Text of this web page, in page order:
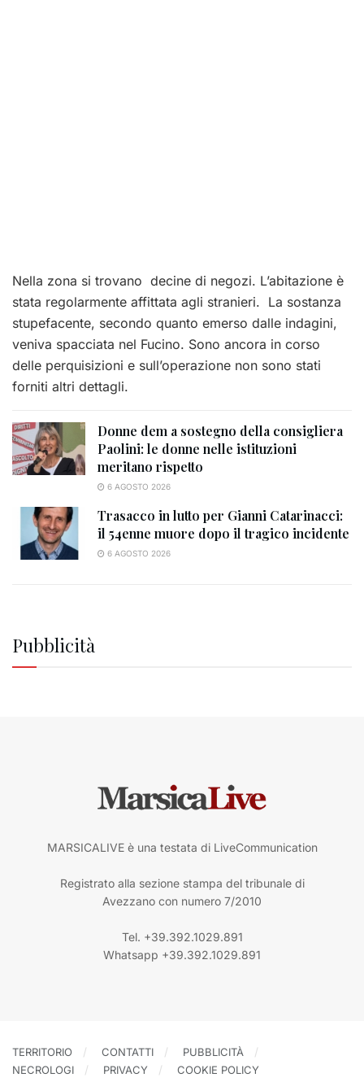
Nella zona si trovano decine di negozi. L’abitazione è
stata regolarmente affittata agli stranieri. La sostanza
stupefacente, secondo quanto emerso dalle indagini,
veniva spacciata nel Fucino. Sono ancora in corso
delle perquisizioni e sull’operazione non sono stati
forniti altri dettagli.
Donne dem a sostegno della consigliera
Paolini: le donne nelle istituzioni
meritano rispetto
6 AGOSTO 2026
Trasacco in lutto per Gianni Catarinacci:
il 54enne muore dopo il tragico incidente
6 AGOSTO 2026
Pubblicità
MARSICALIVE è una testata di LiveCommunication
Registrato alla sezione stampa del tribunale di
Avezzano con numero 7/2010
Tel. +39.392.1029.891
Whatsapp +39.392.1029.891
TERRITORIO CONTATTI
PUBBLICITÀ
NECROLOGI
PRIVACY COOKIE POLICY